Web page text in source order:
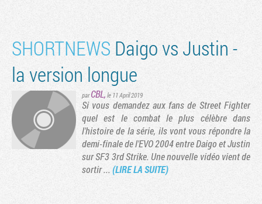
SHORTNEWS Daigo vs Justin -
la version longue
parCBL, le 11 April 2019
Si vous demandez aux fans de Street Fighter
quel est le combat le plus célèbre dans
l'histoire de la série, ils vont vous répondre la
demi-finale de l'EVO 2004 entre Daigo et Justin
sur SF3 3rd Strike. Une nouvelle vidéo vient de
sortir ... (LIRE LA SUITE)
Tribune